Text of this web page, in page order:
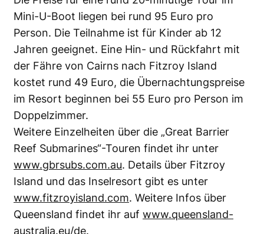
Mini-U-Boot liegen bei rund 95 Euro pro
Person. Die Teilnahme ist für Kinder ab 12
Jahren geeignet. Eine Hin- und Rückfahrt mit
der Fähre von Cairns nach Fitzroy Island
kostet rund 49 Euro, die Übernachtungspreise
im Resort beginnen bei 55 Euro pro Person im
Doppelzimmer.
Weitere Einzelheiten über die „Great Barrier
Reef Submarines“-Touren findet ihr unter
www.gbrsubs.com.au. Details über Fitzroy
Island und das Inselresort gibt es unter
www.fitzroyisland.com. Weitere Infos über
Queensland findet ihr auf www.queensland-
australia.eu/de.